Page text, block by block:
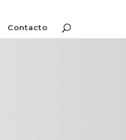
Contacto